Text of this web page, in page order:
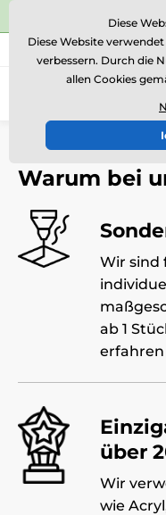
⭐Siehe 504
Rufen Sie uns an (Mo-Fr 15-
Einführung Warum
Warum bei
Wir sind
ab 1
erfahren
über
Wir
wie
Diese
Diese Website
verbessern. Durch die
allen Cookies